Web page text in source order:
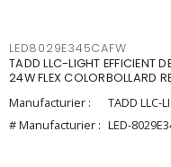
LED8029E345CAFW
TADD LLC-LIGHT EFFICIENT
24W FLEX COLORBOLLARD
Manufacturier :
TADD LLC-
# Manufacturier : LED-